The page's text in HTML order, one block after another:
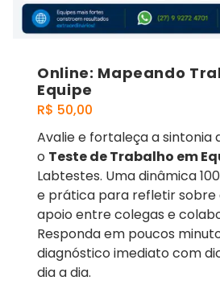
Online: Mapeando
Equipe
R$ 50,00
Avalie e fortaleça a sintonia
o Teste de Trabalho em
Labtestes. Uma dinâmica
e prática para refletir sobre
apoio entre colegas e
Responda em poucos
diagnóstico imediato com
dia a dia.